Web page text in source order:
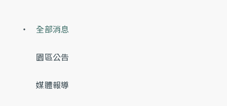
全部消息
園區公告
媒體報導